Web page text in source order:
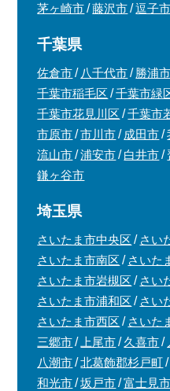
茅ヶ崎市
藤沢市 逗子市
千葉県
佐倉市 八千代市 勝浦市
千葉市稲毛区
千葉市緑
千葉市花見川区
千葉市
市原市
市川市 成田市
流山市
浦安市 白井市
鎌ヶ谷市
埼玉県
さいたま市中央区
さい
さいたま市南区
さいた
さいたま市岩槻区
さい
さいたま市浦和区
さい
さいたま市西区
さいた
三郷市
上尾市 久喜市
八潮市
北葛飾郡杉戸町
和光市
坂戸市 富士見市